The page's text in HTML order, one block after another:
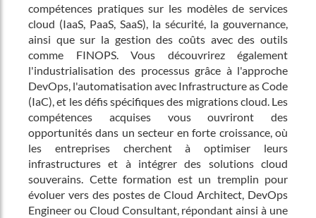
compétences pratiques sur les modèles de services
cloud (IaaS, PaaS, SaaS), la sécurité, la gouvernance,
ainsi que sur la gestion des coûts avec des outils
comme FINOPS. Vous découvrirez également
l'industrialisation des processus grâce à l'approche
DevOps, l'automatisation avec Infrastructure as Code
(IaC), et les défis spécifiques des migrations cloud. Les
compétences acquises vous ouvriront des
opportunités dans un secteur en forte croissance, où
les entreprises cherchent à optimiser leurs
infrastructures et à intégrer des solutions cloud
souverains. Cette formation est un tremplin pour
évoluer vers des postes de Cloud Architect, DevOps
Engineer ou Cloud Consultant, répondant ainsi à une